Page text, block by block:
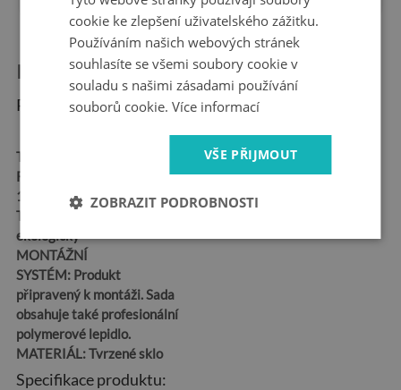
Informace o produktu:
Rozměry produktu:
TVAR:
ROZMĚR:
125x50, 120x60, 140x70
TISK:
ekologický
MONTÁŽNÍ
SYSTÉM: Produkt
připravený k montáži. Sada
obsahuje také profesionální
polymerové lepidlo.
MATERIÁL:Tvrzené sklo
Specifikace produktu:
cookie ke zlepšení uživatelského zážitku.
Používáním našich webových stránek
souhlasíte se všemi soubory cookie v
souladu s našimi zásadami používání
souborů cookie.Více informací
VŠE PŘIJMOUT
ZOBRAZIT PODROBNOSTI